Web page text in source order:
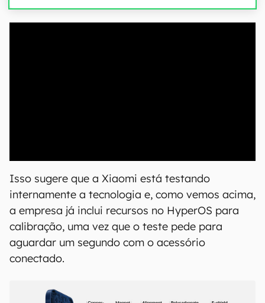
Isso sugere que a Xiaomi está testando
internamente a tecnologia e, como vemos acima,
a empresa já inclui recursos no HyperOS para
calibração, uma vez que o teste pede para
aguardar um segundo com o acessório
conectado.